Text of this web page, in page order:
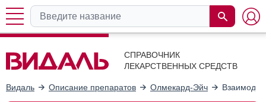
СПРАВОЧНИК
ЛЕКАРСТВЕННЫХ СРЕДСТВ
Видаль Описание препаратов Олмекард-Эйч